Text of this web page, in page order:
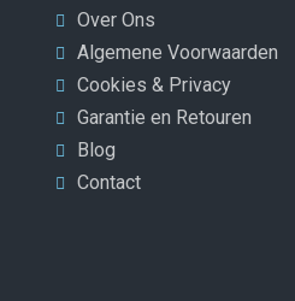
Over Ons
Algemene Voorwaarden
Cookies & Privacy
Garantie en Retouren
Blog
Contact